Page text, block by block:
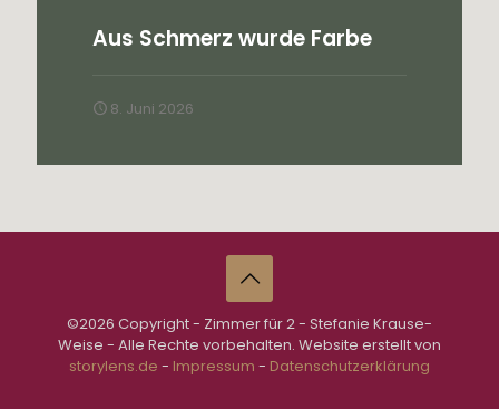
Aus Schmerz wurde Farbe
8. Juni 2026
©2026 Copyright - Zimmer für 2 - Stefanie Krause-
Weise - Alle Rechte vorbehalten. Website erstellt von
storylens.de - Impressum - Datenschutzerklärung